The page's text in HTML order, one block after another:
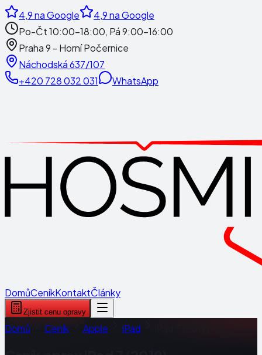
4,9na Google 4,9na Google
Po-Čt 10:00-18:00, Pá 9:00-16:00
Praha 9 - Horní Počernice
Náchodská 637/107
+420 728 032 031
WhatsApp
DomůCeníkKontaktČlánky
Zjistit cenu opravy
Domů Ceník Apple iPad